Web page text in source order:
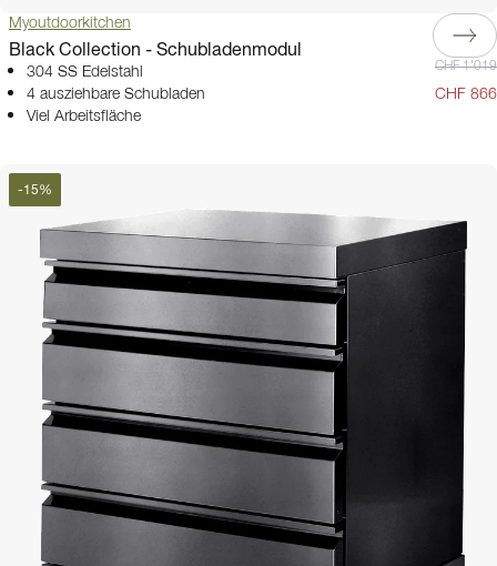
Myoutdoorkitchen
Black Collection - Schubladenmodul
304 SS Edelstahl
4 ausziehbare Schubladen
Viel Arbeitsfläche
CHF 1'019
CHF 866
-15%